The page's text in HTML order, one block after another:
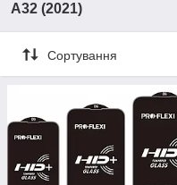
A32 (2021)
Сортування